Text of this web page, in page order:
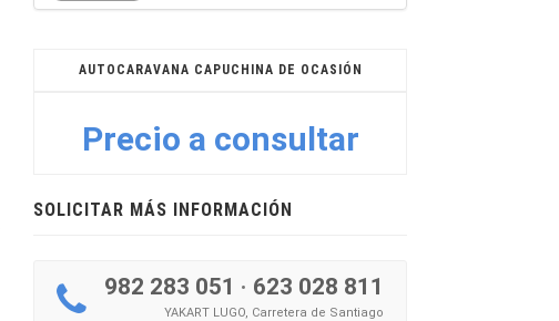
AUTOCARAVANA CAPUCHINA DE OCASIÓN
Precio a consultar
SOLICITAR MÁS INFORMACIÓN
982 283 051 · 623 028 811
YAKART LUGO, Carretera de Santiago